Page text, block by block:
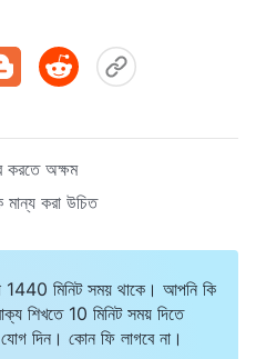
করতে অক্ষম
মান্য করা উচিত
1440 মিনিট সময় থাকে। আপনি কি
শিখতে 10 মিনিট সময় দিতে
দিন। কোন ফি লাগবে না।